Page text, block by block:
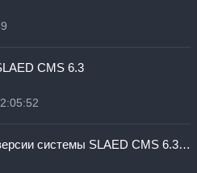
CMS 6.3
Тестируем релиз Pre-Alpha версии системы SLAED CMS 6.3 Pro